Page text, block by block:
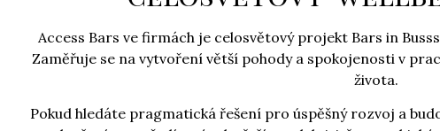
Access Bars ve firmách je celosvětový projekt Bars in
Zaměřuje se na vytvoření větší pohody a spokojenosti v
života.
Pokud hledáte pragmatická řešení pro úspěšný rozvoj a